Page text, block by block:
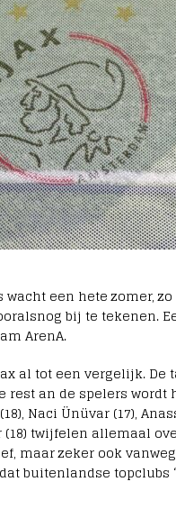
een hete zomer,
bij te tekenen.
ArenA.
al tot een vergelijk.
rest an de spelers wordt
Naci Ünüvar (17),
twijfelen allemaal
maar zeker ook
buitenlandse topclubs